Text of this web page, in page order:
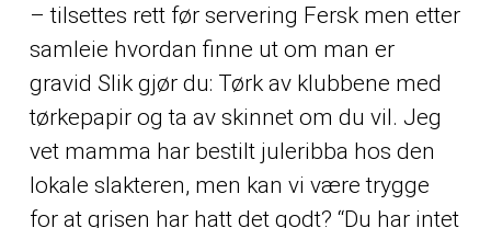
– tilsettes rett før servering Fersk men etter
samleie hvordan finne ut om man er
gravid Slik gjør du: Tørk av klubbene med
tørkepapir og ta av skinnet om du vil. Jeg
vet mamma har bestilt juleribba hos den
lokale slakteren, men kan vi være trygge
for at grisen har hatt det godt? “Du har intet